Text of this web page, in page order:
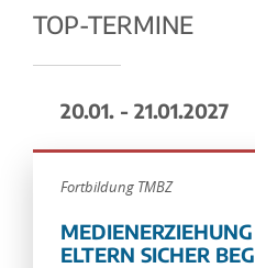
TOP-TERMINE
20.01. - 21.01.2027
Fortbildung TMBZ
ELTERN SICHER